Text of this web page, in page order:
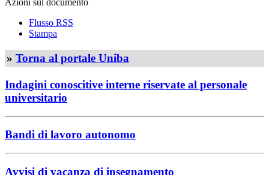
Flusso RSS
Stampa
» Torna al portale Uniba
Indagini conoscitive interne riservate al personale
universitario
Bandi di lavoro autonomo
Avvisi di vacanza di insegnamento